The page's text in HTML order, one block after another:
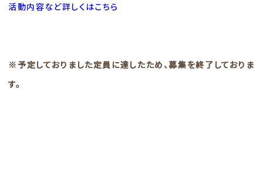
活動内容など詳しくはこちら
※予定しておりました定員に達したため、募集を終了しておりま
す。